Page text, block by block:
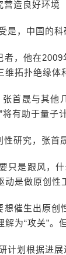
营造良好环境
是，中国的
者，他在
维拓扑绝缘体
张首晟与其他
将有助于量子
性研究，张首
只是跟风，
动是做原创性
想催生出原创
解为“攻关”。
计划根据进